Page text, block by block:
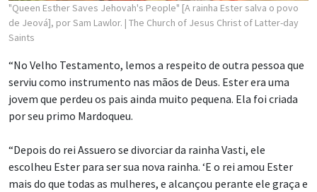
"Queen Esther Saves Jehovah's People" [A rainha Ester salva o povo
de Jeová], por Sam Lawlor. | The Church of Jesus Christ of Latter-day
Saints
“No Velho Testamento, lemos a respeito de outra pessoa que
serviu como instrumento nas mãos de Deus. Ester era uma
jovem que perdeu os pais ainda muito pequena. Ela foi criada
por seu primo Mardoqueu.
“Depois do rei Assuero se divorciar da rainha Vasti, ele
escolheu Ester para ser sua nova rainha. ‘E o rei amou Ester
mais do que todas as mulheres, e alcançou perante ele graça e